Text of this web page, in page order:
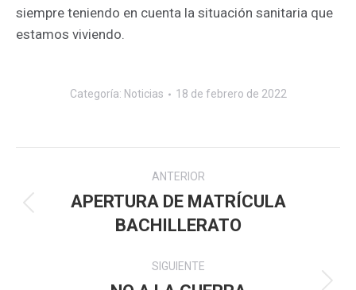
siempre teniendo en cuenta la situación sanitaria que
estamos viviendo.
Categoría: Noticias 18 de febrero de 2022
Navegación
entre
publicaciones
ANTERIOR
Publicación
anterior:
APERTURA DE MATRÍCULA
BACHILLERATO
SIGUIENTE